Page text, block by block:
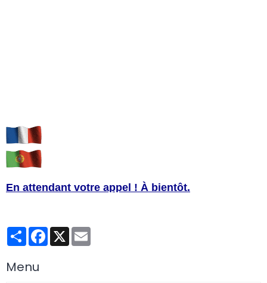
En attendant votre appel ! À bientôt.
PartagerFacebook
X
Menu